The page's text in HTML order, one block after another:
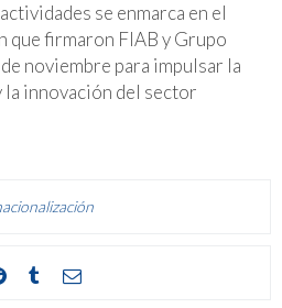
se enmarca en el
que firmaron FIAB y Grupo
noviembre para impulsar la
innovación del sector